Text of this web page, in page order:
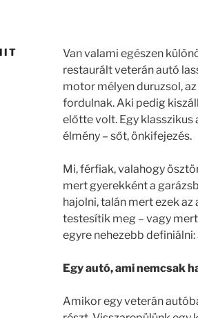
Van valami egészen
restaurált veterán autó
motor mélyen duruzsol,
fordulnak. Aki pedig
előtte volt. Egy klasszikus
élmény – sőt, önkifejezés.
Mi, férfiak, valahogy
mert gyerekként a
hajolni, talán mert ezek
testesítik meg – vagy
egyre nehezebb definiálni:
Egy autó, ami nemcsak
Amikor egy veterán